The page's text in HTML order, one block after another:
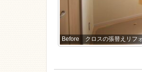
Before クロスの張替えリフ